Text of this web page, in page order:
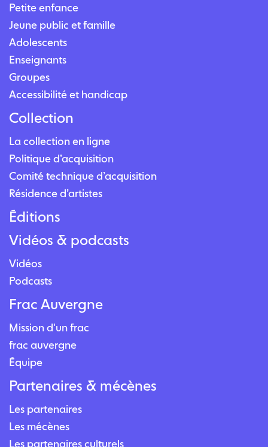
Petite enfance
Jeune public et famille
Adolescents
Enseignants
Groupes
Accessibilité et handicap
Collection
La collection en ligne
Politique d’acquisition
Comité technique d’acquisition
Résidence d’artistes
Éditions
Vidéos & podcasts
Vidéos
Podcasts
Frac Auvergne
Mission d'un frac
frac auvergne
Équipe
Partenaires & mécènes
Les partenaires
Les mécènes
Les partenaires culturels